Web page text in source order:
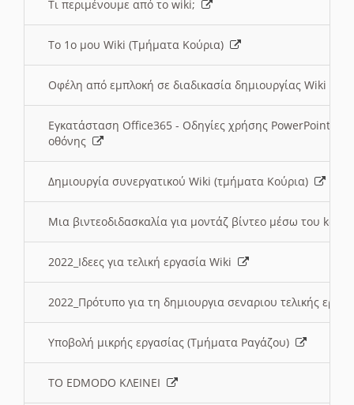
Τι περιμένουμε από το wiki;
Το 1ο μου Wiki (Τμήματα Κούρια)
Οφέλη από εμπλοκή σε διαδικασία δημιουργίας Wiki
Εγκατάσταση Office365 - Οδηγίες χρήσης PowerPoint
οθόνης
Δημιουργία συνεργατικού Wiki (τμήματα Κούρια)
Μια βιντεοδιδασκαλία για μοντάζ βίντεο μέσω του
2022_Ιδεες για τελική εργασία Wiki
2022_Πρότυπο για τη δημιουργια σεναριου τελικής
Υποβολή μικρής εργασίας (Τμήματα Ραγάζου)
ΤΟ EDMODO ΚΛΕΙΝΕΙ